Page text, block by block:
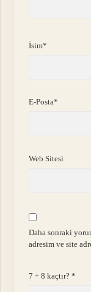
İsim*
E-Posta*
Web Sitesi
Daha sonraki
adresim ve site
7 + 8 kaçtır?*